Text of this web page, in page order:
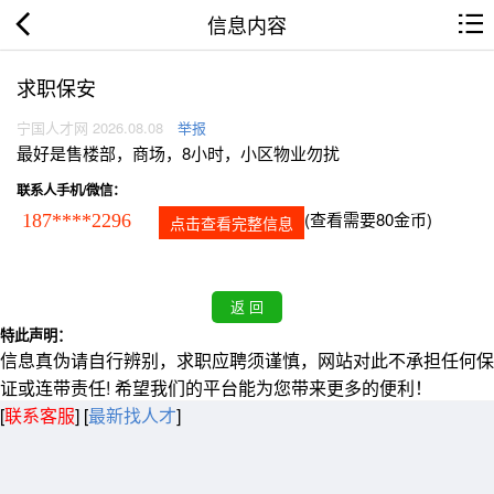
信息内容
求职保安
宁国人才网 2026.08.08 举报
最好是售楼部，商场，8小时，小区物业勿扰
联系人手机/微信：
187****2296 点击查看完整信息 (查看需要80金币)
特此声明：
信息真伪请自行辨别，求职应聘须谨慎，网站对此不承担任何保
证或连带责任! 希望我们的平台能为您带来更多的便利！
[联系客服] [最新找人才]